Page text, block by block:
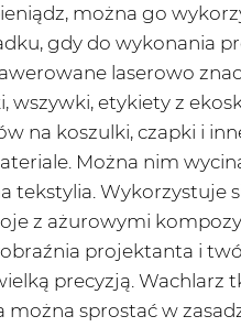
można go
gdy do wykonania
laserowo
etykiety z
na koszulki, czapki i
Można nim
tekstylia. Wykorzystuje
z ażurowymi
projektanta i
precyzją. Wachlarz
sprostać w